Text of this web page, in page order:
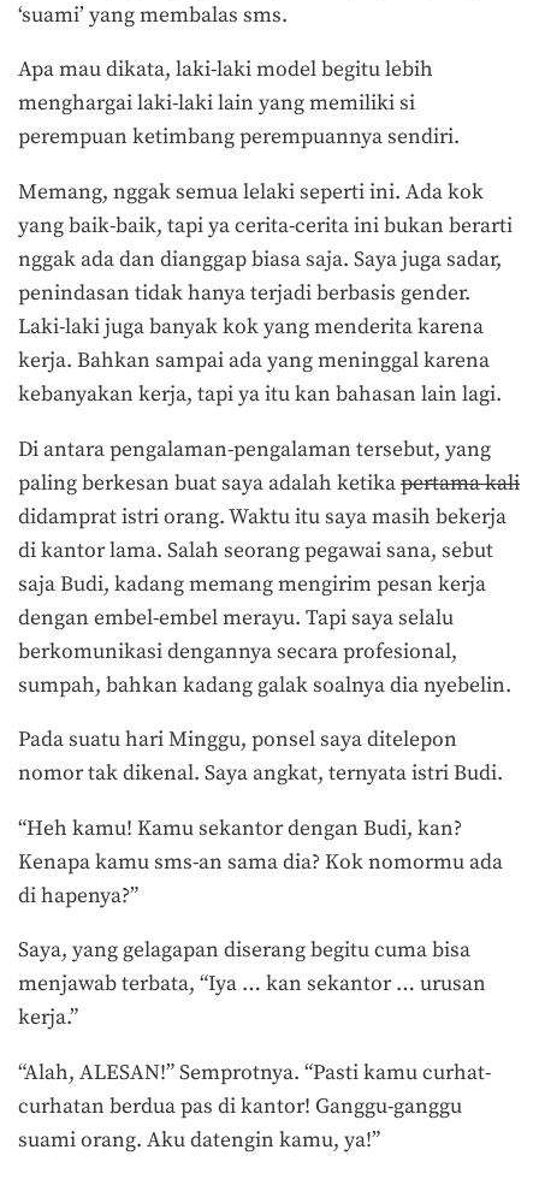
‘suami’ yang membalas sms.
Apa mau dikata, laki-laki model begitu lebih
menghargai laki-laki lain yang memiliki si
perempuan ketimbang perempuannya sendiri.
Memang, nggak semua lelaki seperti ini. Ada kok
yang baik-baik, tapi ya cerita-cerita ini bukan berarti
nggak ada dan dianggap biasa saja. Saya juga sadar,
penindasan tidak hanya terjadi berbasis gender.
Laki-laki juga banyak kok yang menderita karena
kerja. Bahkan sampai ada yang meninggal karena
kebanyakan kerja, tapi ya itu kan bahasan lain lagi.
Di antara pengalaman-pengalaman tersebut, yang
paling berkesan buat saya adalah ketikapertama kali
didamprat istri orang. Waktu itu saya masih bekerja
di kantor lama. Salah seorang pegawai sana, sebut
saja Budi, kadang memang mengirim pesan kerja
dengan embel-embel merayu. Tapi saya selalu
berkomunikasi dengannya secara profesional,
sumpah, bahkan kadang galak soalnya dia nyebelin.
Pada suatu hari Minggu, ponsel saya ditelepon
nomor tak dikenal. Saya angkat, ternyata istri Budi.
“Heh kamu! Kamu sekantor dengan Budi, kan?
Kenapa kamu sms-an sama dia? Kok nomormu ada
di hapenya?”
Saya, yang gelagapan diserang begitu cuma bisa
menjawab terbata, “Iya … kan sekantor … urusan
kerja.”
“Alah, ALESAN!” Semprotnya. “Pasti kamu curhat-
curhatan berdua pas di kantor! Ganggu-ganggu
suami orang. Aku datengin kamu, ya!”